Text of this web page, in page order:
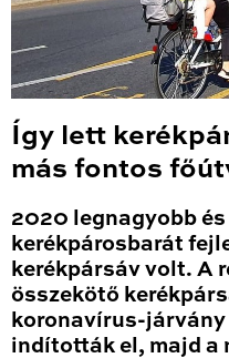
Így lett
más fontos
2020 legnagyobb
kerékpárosbarát
kerékpársáv volt. A
összekötő
koronavírus-
indították el, majd a